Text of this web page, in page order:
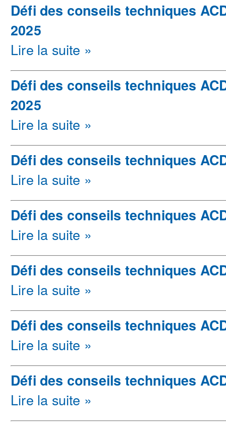
Défi des conseils techniques
2025
Lire la suite »
Défi des conseils techniques
2025
Lire la suite »
Défi des conseils techniques
Lire la suite »
Défi des conseils techniques
Lire la suite »
Défi des conseils techniques
Lire la suite »
Défi des conseils techniques
Lire la suite »
Défi des conseils techniques
Lire la suite »